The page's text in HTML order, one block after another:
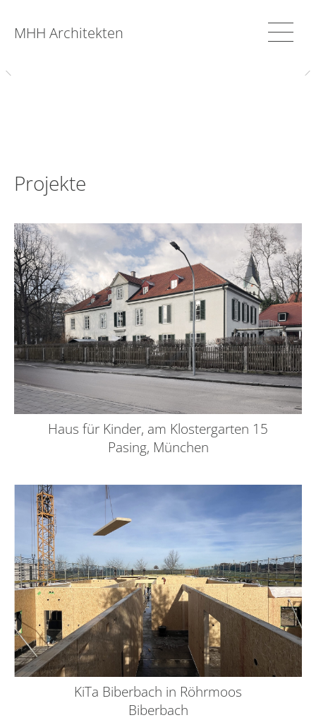
MHH Architekten
Projekte
Haus für Kinder, am Klostergarten 15
Pasing, München
KiTa Biberbach in Röhrmoos
Biberbach